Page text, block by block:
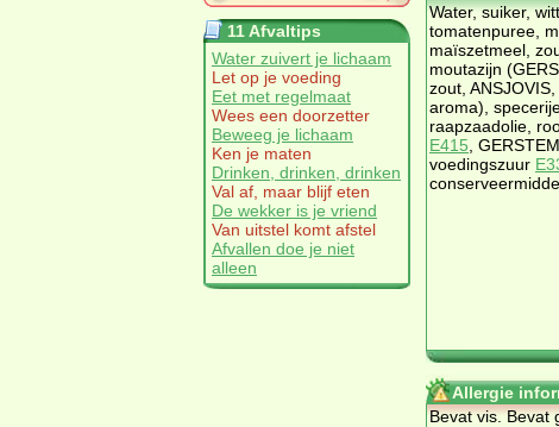
11 Afvaltips
Water zuivert je lichaam
Let op je voeding
Eet met regelmaat
Wees een doorzetter
Beweeg je lichaam
Ken je maten
Drinken, drinken, drinken
Val af, maar blijf eten
De wekker is je vriend
Van uitstel komt afstel
Afvallen doe je niet
alleen
Water, suiker,
tomatenpuree,
maïszetmeel,
moutazijn
zout,
aroma),
raapzaadolie,
E415 ,
voedingszuur
Allergie
Be­vat vis. Be­vat